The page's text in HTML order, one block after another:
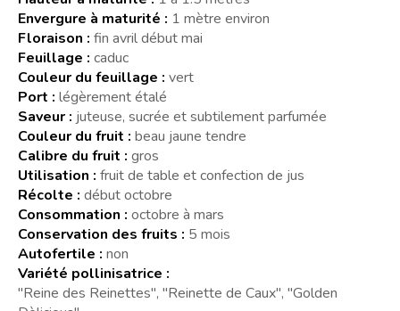
Envergure à maturité : 1 mètre environ
Floraison : fin avril début mai
Feuillage : caduc
Couleur du feuillage : vert
Port : légèrement étalé
Saveur : juteuse, sucrée et subtilement parfumée
Couleur du fruit : beau jaune tendre
Calibre du fruit : gros
Utilisation : fruit de table et confection de jus
Récolte : début octobre
Consommation : octobre à mars
Conservation des fruits : 5 mois
Autofertile : non
Variété pollinisatrice :
"Reine des Reinettes", "Reinette de Caux", "Golden